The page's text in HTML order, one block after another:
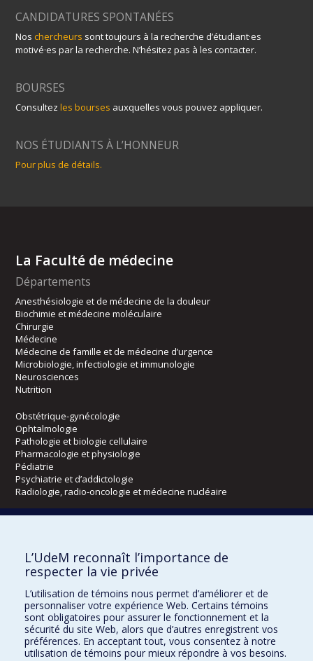
CANDIDATURES SPONTANÉES
Noschercheurs sont toujours à la recherche d’étudiant·es
motivé·es par la recherche. N’hésitez pas à les contacter.
BOURSES
Consultezles bourses auxquelles vous pouvez appliquer.
NOS ÉTUDIANTS À L’HONNEUR
Pour plus de détails.
La Faculté de médecine
Départements
Anesthésiologie et de médecine de la douleur
Biochimie et médecine moléculaire
Chirurgie
Médecine
Médecine de famille et de médecine d’urgence
Microbiologie, infectiologie et immunologie
Neurosciences
Nutrition
Obstétrique-gynécologie
Ophtalmologie
Pathologie et biologie cellulaire
Pharmacologie et physiologie
Pédiatrie
Psychiatrie et d’addictologie
Radiologie, radio-oncologie et médecine nucléaire
Kinésiologie et des sciences de l’activité physique
Orthophonie et audiologie
Directions
DPC
CPASS
L’UdeM reconnaît l’importance de
respecter la vie privée
L’utilisation de témoins nous permet d’améliorer et de
personnaliser votre expérience Web. Certains témoins
sont obligatoires pour assurer le fonctionnement et la
sécurité du site Web, alors que d’autres enregistrent vos
préférences. En acceptant tout, vous consentez à notre
utilisation de témoins pour mieux répondre à vos besoins.